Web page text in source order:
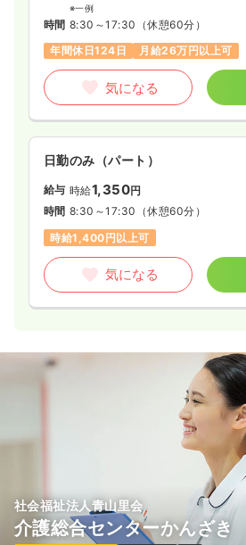
※一例
時間 8:30～17:30 （休憩60分）
年間休日124日
月給26万円以上可
気になる
日勤のみ（パート）
給与 時給1,350円
時間 8:30～17:30 （休憩60分）
時給1,400円以上可
気になる
社会福祉法人青山里会
介護総合センターかんざき